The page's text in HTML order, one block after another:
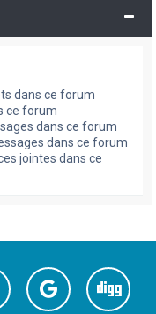
dans ce forum
ce forum
dans ce forum
dans ce forum
jointes dans ce